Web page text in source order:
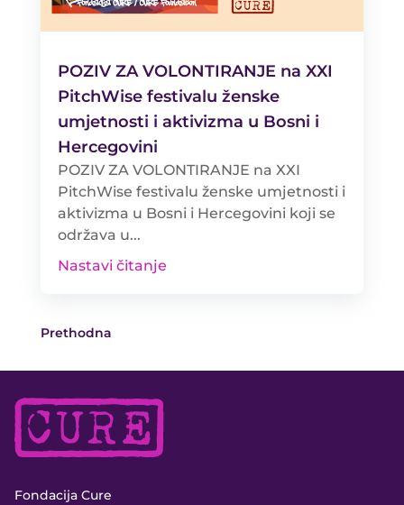
POZIV ZA VOLONTIRANJE na XXI
PitchWise festivalu ženske
umjetnosti i aktivizma u Bosni i
Hercegovini
POZIV ZA VOLONTIRANJE na XXI
PitchWise festivalu ženske umjetnosti i
aktivizma u Bosni i Hercegovini koji se
održava u...
Nastavi čitanje
Prethodna
Fondacija Cure